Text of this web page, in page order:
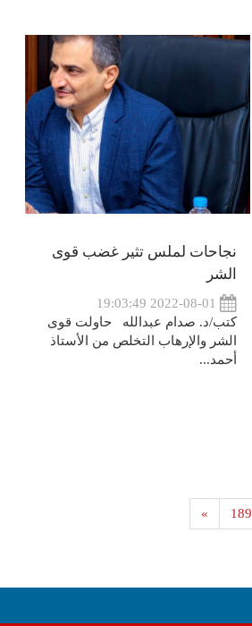
نجاحات لملس تثير غضب قوى
الشر
كتب/د. صدام عبدالله حاولت قوى
الشر والإرهاب التخلص من الأستاذ
أحمد...
189
»